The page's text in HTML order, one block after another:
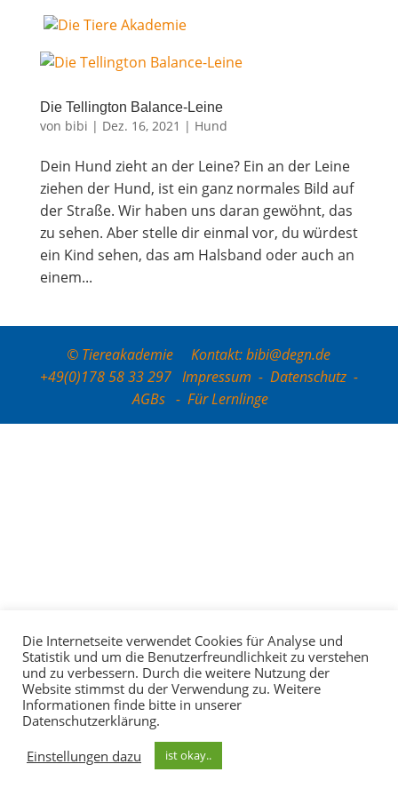
Die Tel­ling­ton Balance-Leine
von bibi | Dez. 16, 2021 | Hund
Dein Hund zieht an der Leine? Ein an der Lei­ne
zie­hen der Hund, ist ein ganz nor­ma­les Bild auf
der Stra­ße. Wir haben uns dar­an gewöhnt, das
zu sehen. Aber stel­le dir ein­mal vor, du wür­dest
ein Kind sehen, das am Hals­band oder auch an
einem...
© Tiereakademie Kontakt: bibi@degn.de
+49(0)178 58 33 297 Impressum - Datenschutz-
AGBs -Für Lernlinge
Die Internetseite verwendet Cookies für Analyse und
Statistik und um die Benutzerfreundlichkeit zu verstehen
und zu verbessern. Durch die weitere Nutzung der
Website stimmst du der Verwendung zu. Weitere
Informationen finde bitte in unserer
Datenschutzerklärung.
Einstellungen dazu
ist okay..